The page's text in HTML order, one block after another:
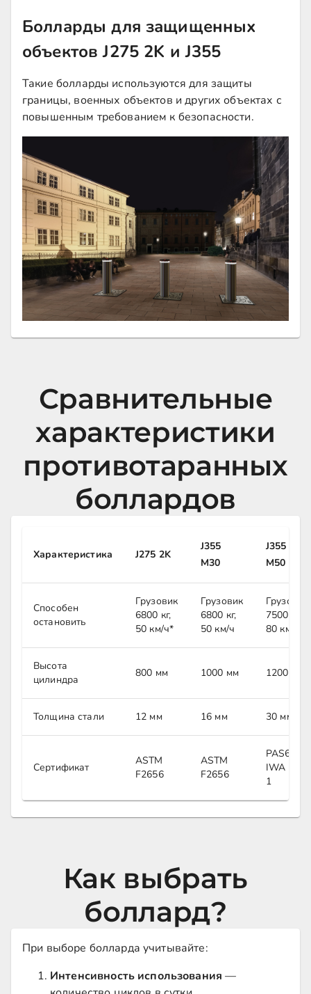
Болларды для защищенных
объектов J275 2K и J355
Такие болларды используются для защиты
границы, военных объектов и других объектах с
повышенным требованием к безопасности.
Сравнительные
характеристики
противотаранных
боллардов
Характеристика J275 2K
J355
M30
J355
M50
Способен
остановить
Грузовик
6800 кг,
50 км/ч*
Грузовик
6800 кг,
50 км/ч
Грузовик
7500 кг,
80 км/ч
Высота
цилиндра
800 мм 1000 мм 1200 мм
Толщина стали 12 мм 16 мм 30 мм
Сертификат
ASTM
F2656
ASTM
F2656
PAS68,
IWA 14-
1
Как выбрать
боллард?
При выборе болларда учитывайте:
Интенсивность использования —